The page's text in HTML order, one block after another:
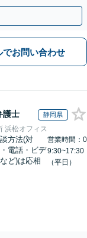
でお問い合わせ
護士 静岡県
浜松オフィス
方法(対
電話・ビデ
ど)は応相
営業時間：0
9:30~17:30
（平日）